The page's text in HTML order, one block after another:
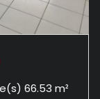
Appartement 3 pièce(s) 2 chambre(s) 66.53 m²